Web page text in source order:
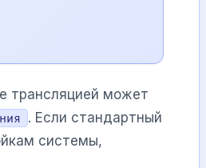
трансляцией может
. Если стандартный
системы,